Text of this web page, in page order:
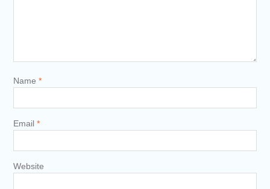
Name *
Email *
Website